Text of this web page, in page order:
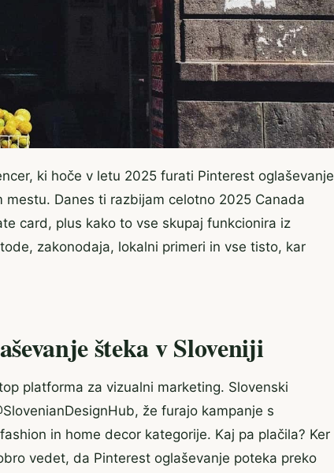
ki hoče v letu 2025 furati Pinterest oglaševanje
Danes ti razbijam celotno 2025 Canada
card, plus kako to vse skupaj funkcionira iz
zakonodaja, lokalni primeri in vse tisto, kar
šteka v Sloveniji
platforma za vizualni marketing. Slovenski
že furajo kampanje s
in home decor kategorije. Kaj pa plačila? Ker
vedet, da Pinterest oglaševanje poteka preko